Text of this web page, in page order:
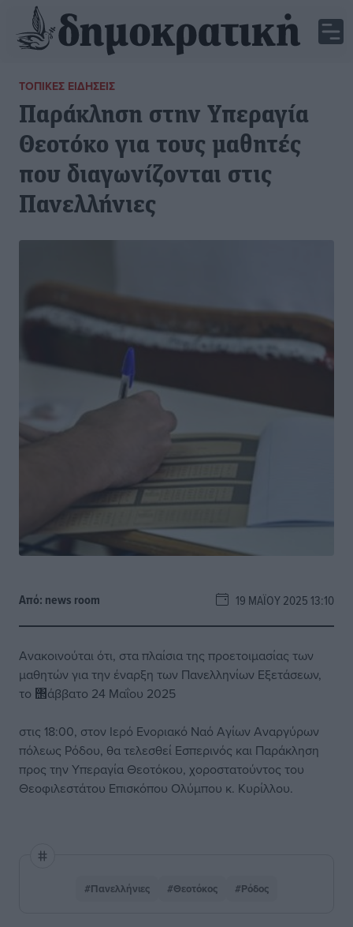
ΤΟΠΙΚΈΣ ΕΙΔΉΣΕΙΣ
Παράκληση στην Υπεραγία
Θεοτόκο για τους μαθητές
που διαγωνίζονται στις
Πανελλήνιες
Από: news room 19 ΜΑΪ́ΟΥ 2025 13:10
Ανακοινούται ότι, στα πλαίσια της προετοιμασίας των
μαθητών για την έναρξη των Πανελληνίων Εξετάσεων,
το ΢άββατο 24 Μαΐου 2025
στις 18:00, στον Ιερό Ενοριακό Ναό Αγίων Αναργύρων
πόλεως Ρόδου, θα τελεσθεί Εσπερινός και Παράκληση
προς την Υπεραγία Θεοτόκου, χοροστατούντος του
Θεοφιλεστάτου Επισκόπου Ολύμπου κ. Κυρίλλου.
#Πανελλήνιες #Θεοτόκος #Ρόδος